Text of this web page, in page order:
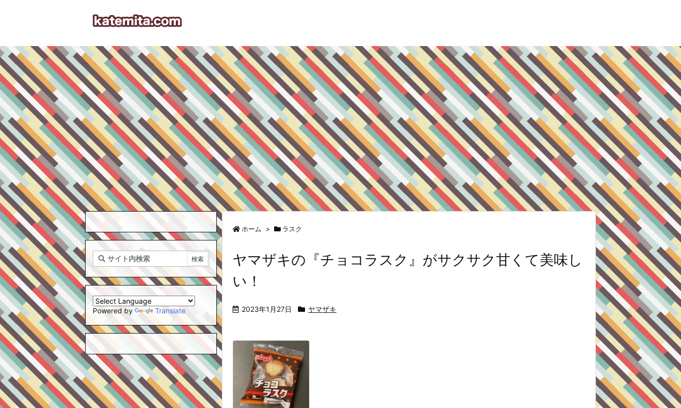
ホーム > ラスク
ヤマザキの『チョコラスク』がサクサク甘くて美味し
い！
2023年1月27日 ヤマザキ
Powered by Translate